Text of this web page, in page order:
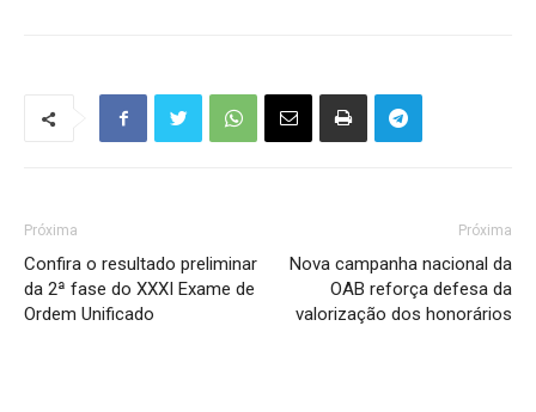
Próxima
Confira o resultado preliminar
da 2ª fase do XXXI Exame de
Ordem Unificado
Próxima
Nova campanha nacional da
OAB reforça defesa da
valorização dos honorários